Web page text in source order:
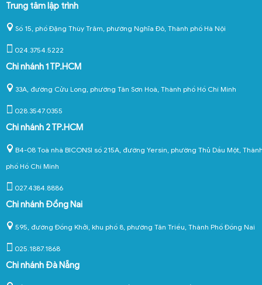
Trung tâm lập trình
Số 15, phố Đặng Thùy Trâm, phường Nghĩa Đô, Thành phố Hà Nội
024.3754.5222
Chi nhánh 1 TP.HCM
33A, đường Cửu Long, phường Tân Sơn Hoà, Thành phố Hồ Chí Minh
028.3547.0355
Chi nhánh 2 TP.HCM
B4-08 Toà nhà BICONSI số 215A, đường Yersin, phường Thủ Dầu Một,
phố Hồ Chí Minh
027.4384.8886
Chi nhánh Đồng Nai
595, đường Đồng Khởi, khu phố 8, phường Tân Triều, Thành Phố Đồng Nai
025.1887.1868
Chi nhánh Đà Nẵng